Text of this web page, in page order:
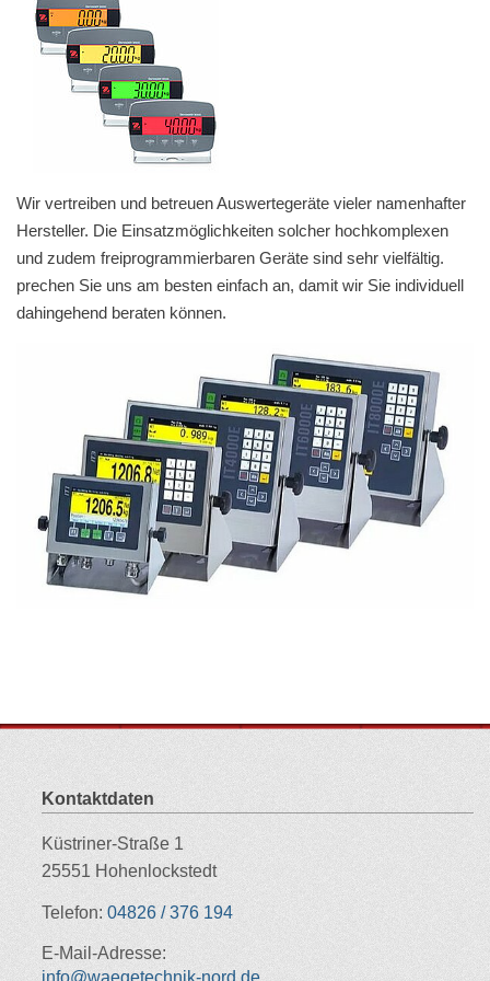
Härtemessung
Wägezellen
Ladenwaagen
Fahrzeugwaagen
Kraftmessgeräte
Schichtdickenprüfung
Wir vertreiben und betreuen Auswertegeräte vieler namenhafter
Hersteller. Die Einsatzmöglichkeiten solcher hochkomplexen
und zudem freiprogrammierbaren Geräte sind sehr vielfältig.
prechen Sie uns am besten einfach an, damit wir Sie individuell
dahingehend beraten können.
Kontaktdaten
Küstriner-Straße 1
25551 Hohenlockstedt
Telefon: 04826 / 376 194
E-Mail-Adresse:
info@waegetechnik-nord.de